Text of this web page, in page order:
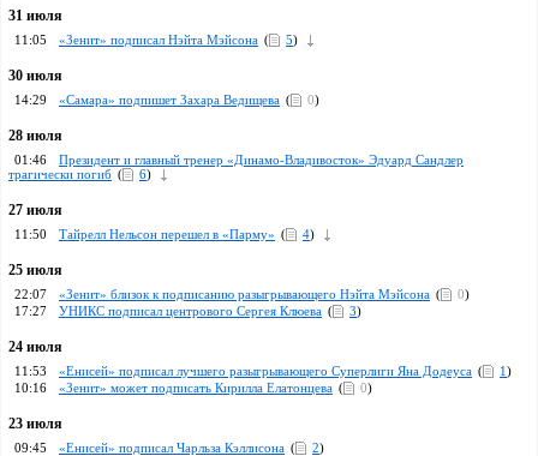
31 июля
11:05 «Зенит» подписал Нэйта Мэйсона ( 5)
30 июля
14:29 «Самара» подпишет Захара Ведищева ( 0)
28 июля
01:46
Президент и главный тренер «Динамо-Владивосток» Эдуард Сандлер
трагически погиб ( 6)
27 июля
11:50 Тайрелл Нельсон перешел в «Парму» ( 4)
25 июля
22:07 «Зенит» близок к подписанию разыгрывающего Нэйта Мэйсона ( 0)
17:27
УНИКС подписал центрового Сергея Клюева ( 3)
24 июля
11:53 «Енисей» подписал лучшего разыгрывающего Суперлиги Яна Додеуса ( 1)
10:16
«Зенит» может подписать Кирилла Елатонцева ( 0)
23 июля
09:45 «Енисей» подписал Чарльза Кэллисона ( 2)